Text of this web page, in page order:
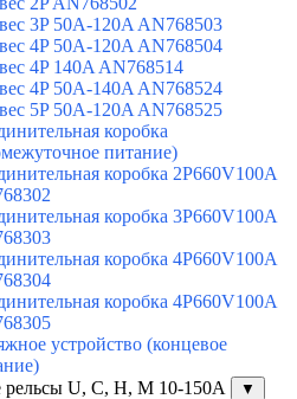
3P 50A-120A AN768503
4P 50A-120A AN768504
4P 140A AN768514
4P 50A-140A AN768524
5P 50A-120A AN768525
коробка
питание)
коробка 2P660V100A
коробка 3P660V100A
коробка 4P660V100A
коробка 4P660V100A
устройство (концевое
U, C, H, M 10-150А
▼